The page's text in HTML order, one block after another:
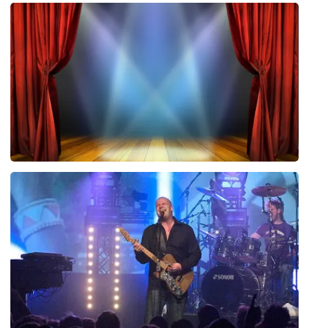
Teddy Swims
556 laatste 30 minuten
BESTEL NU
40 45 De Musical
313laatste 30 minuten
BESTEL NU